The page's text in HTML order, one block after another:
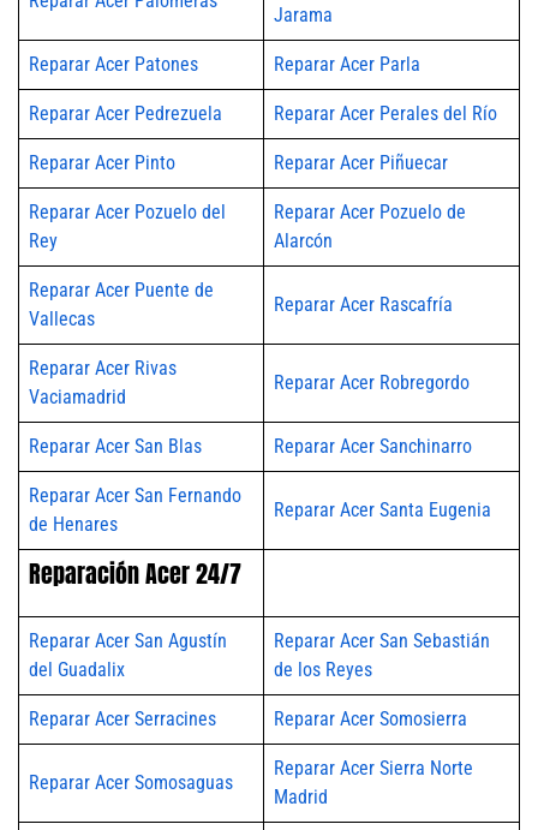
Jarama
Reparar Acer Patones Reparar Acer Parla
Reparar Acer Pedrezuela Reparar Acer Perales del Río
Reparar Acer Pinto Reparar Acer Piñuecar
Reparar Acer Pozuelo del
Rey
Reparar Acer Pozuelo de
Alarcón
Reparar Acer Puente de
Vallecas
Reparar Acer Rascafría
Reparar Acer Rivas
Vaciamadrid
Reparar Acer Robregordo
Reparar Acer San Blas Reparar Acer Sanchinarro
Reparar Acer San Fernando
de Henares
Reparar Acer Santa Eugenia
Reparación Acer 24/7
Reparar Acer San Agustín
del Guadalix
Reparar Acer San Sebastián
de los Reyes
Reparar Acer Serracines Reparar Acer Somosierra
Reparar Acer Somosaguas
Reparar Acer Sierra Norte
Madrid